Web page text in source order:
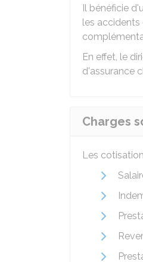
Il bénéficie
les accidents
En effet, le
d'assurance
Charges
Les